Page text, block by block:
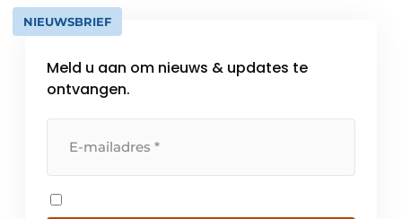
NIEUWSBRIEF
Meld u aan om nieuws & updates te
ontvangen.